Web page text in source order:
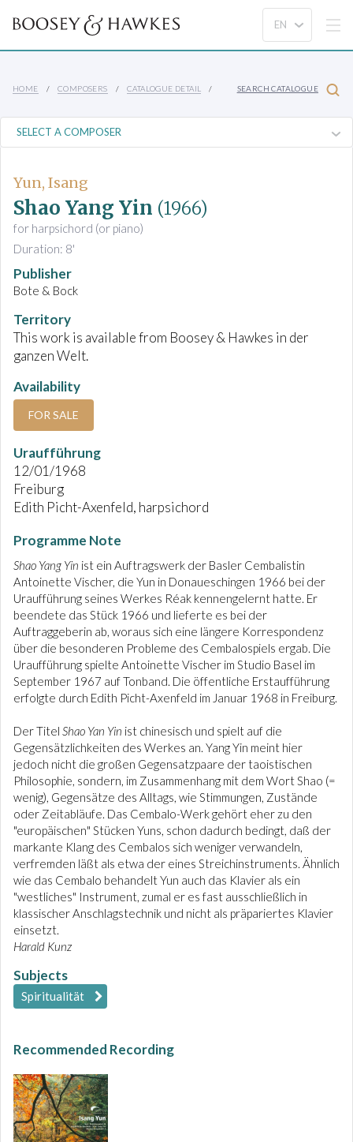
HOME COMPOSERS CATALOGUE DETAIL SEARCH CATALOGUE
Yun, Isang
Shao Yang Yin (1966)
for harpsichord (or piano)
Duration: 8'
Publisher
Bote & Bock
Territory
This work is available from Boosey & Hawkes in der
ganzen Welt.
Availability
FOR SALE
Uraufführung
12/01/1968
Freiburg
Edith Picht-Axenfeld, harpsichord
Programme Note
Shao Yang Yin ist ein Auftragswerk der Basler Cembalistin
Antoinette Vischer, die Yun in Donaueschingen 1966 bei der
Uraufführung seines Werkes Réak kennengelernt hatte. Er
beendete das Stück 1966 und lieferte es bei der
Auftraggeberin ab, woraus sich eine längere Korrespondenz
über die besonderen Probleme des Cembalospiels ergab. Die
Uraufführung spielte Antoinette Vischer im Studio Basel im
September 1967 auf Tonband. Die öffentliche Erstaufführung
erfolgte durch Edith Picht-Axenfeld im Januar 1968 in Freiburg.
Der Titel Shao Yan Yin ist chinesisch und spielt auf die
Gegensätzlichkeiten des Werkes an. Yang Yin meint hier
jedoch nicht die großen Gegensatzpaare der taoistischen
Philosophie, sondern, im Zusammenhang mit dem Wort Shao (=
wenig), Gegensätze des Alltags, wie Stimmungen, Zustände
oder Zeitabläufe. Das Cembalo-Werk gehört eher zu den
"europäischen" Stücken Yuns, schon dadurch bedingt, daß der
markante Klang des Cembalos sich weniger verwandeln,
verfremden läßt als etwa der eines Streichinstruments. Ähnlich
wie das Cembalo behandelt Yun auch das Klavier als ein
"westliches" Instrument, zumal er es fast ausschließlich in
klassischer Anschlagstechnik und nicht als präpariertes Klavier
einsetzt.
Harald Kunz
Subjects
Spiritualität
Recommended Recording